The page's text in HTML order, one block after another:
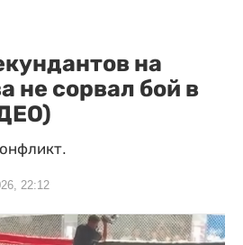
на
не сорвал бой в
22:12